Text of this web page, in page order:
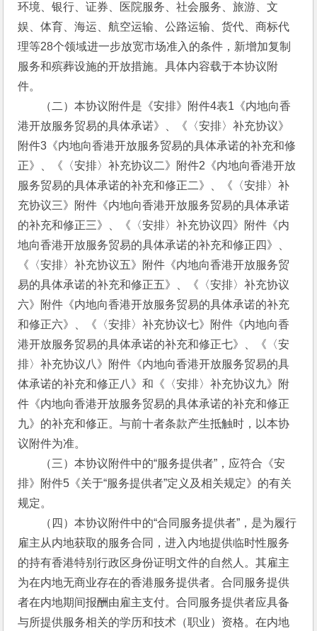
环境、银行、证券、医院服务、社会服务、旅游、文
娱、体育、海运、航空运输、公路运输、货代、商标代
理等28个领域进一步放宽市场准入的条件，新增加复制
服务和殡葬设施的开放措施。具体内容载于本协议附
件。
（二）本协议附件是《安排》附件4表1《内地向香
港开放服务贸易的具体承诺》、《〈安排〉补充协议》
附件3《内地向香港开放服务贸易的具体承诺的补充和修
正》、《〈安排〉补充协议二》附件2《内地向香港开放
服务贸易的具体承诺的补充和修正二》、《〈安排〉补
充协议三》附件《内地向香港开放服务贸易的具体承诺
的补充和修正三》、《〈安排〉补充协议四》附件《内
地向香港开放服务贸易的具体承诺的补充和修正四》、
《〈安排〉补充协议五》附件《内地向香港开放服务贸
易的具体承诺的补充和修正五》、《〈安排〉补充协议
六》附件《内地向香港开放服务贸易的具体承诺的补充
和修正六》、《〈安排〉补充协议七》附件《内地向香
港开放服务贸易的具体承诺的补充和修正七》、《〈安
排〉补充协议八》附件《内地向香港开放服务贸易的具
体承诺的补充和修正八》和《〈安排〉补充协议九》附
件《内地向香港开放服务贸易的具体承诺的补充和修正
九》的补充和修正。与前十者条款产生抵触时，以本协
议附件为准。
（三）本协议附件中的“服务提供者”，应符合《安
排》附件5《关于“服务提供者”定义及相关规定》的有关
规定。
（四）本协议附件中的“合同服务提供者”，是为履行
雇主从内地获取的服务合同，进入内地提供临时性服务
的持有香港特别行政区身份证明文件的自然人。其雇主
为在内地无商业存在的香港服务提供者。合同服务提供
者在内地期间报酬由雇主支付。合同服务提供者应具备
与所提供服务相关的学历和技术（职业）资格。在内地